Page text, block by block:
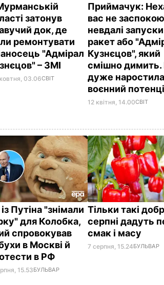
затонув
док, де
ремонтувати
"Адмірал
– ЗМІ
03.06СВІТ
Приймачук:
вас не
невдалі запуски
ракет або
Кузнєцов", який
смішно
дуже наростила
воєнний
12 квітня, 14.00СВІТ
Путіна "знімали
для Колобка,
спровокував
в Москві й
в РФ
15.53БУЛЬВАР
Тільки такі
серпні дадуть
смак і масу
7 серпня, 15.24БУЛЬВАР